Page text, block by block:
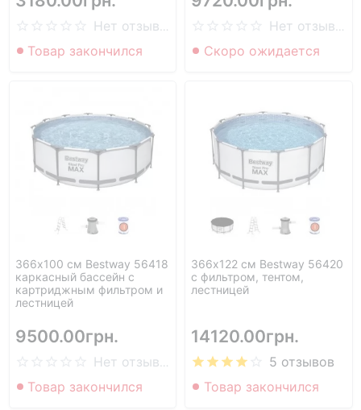
Товар закончился Скоро ожидается
366х100 см Bestway 56418
каркасный бассейн с
картриджным фильтром и
лестницей
9500.00грн.
Товар закончился
366х122 см Bestway 56420
с фильтром, тентом,
лестницей
14120.00грн.
5 отзывов
Товар закончился